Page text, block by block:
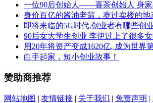
一位90后创始人——喜茶创始人 身家
身价百亿的酱油老翁，赛过卖楼的地
即将来临的5G时代,创业者有哪些创
90后女大学生创业 李伊过上了很多
用20年将资产变成1620亿, 成为世界
白手起家，短小创业故事！
赞助商推荐
网站地图 | 友情链接 | 关于我们 | 免责声明 |